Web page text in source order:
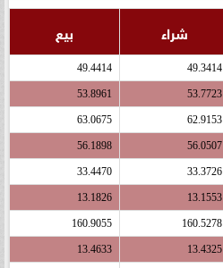
شراء بيع
49.3414
49.4414
53.7723
53.8961
62.9153
63.0675
56.0507
56.1898
33.3726
33.4470
13.1553
13.1826
160.5278
160.9055
13.4325
13.4633